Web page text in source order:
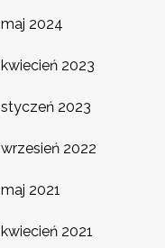
maj 2024
kwiecień 2023
styczeń 2023
wrzesień 2022
maj 2021
kwiecień 2021